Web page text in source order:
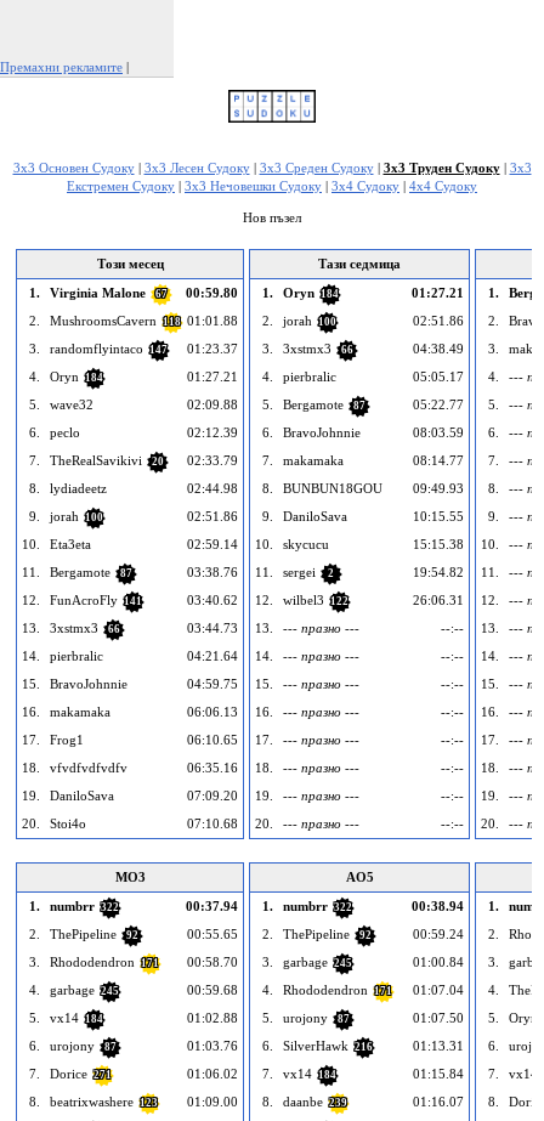
Премахни рекламите |
3x3 Основен Судоку| 3x3 Лесен Судоку| 3x3 Среден Судоку| 3x3 Труден Судоку| 3x3
Екстремен Судоку
3x3 Нечовешки Судоку 3x4 Судоку 4x4 Судоку
Нов пъзел
Този месец
1.
Virginia Malone 67
00:59.80
2.
MushroomsCavern 118 01:01.88
3.
randomflyintaco 147
01:23.37
4.
Oryn 184
01:27.21
5.
wave32
02:09.88
6.
peclo
02:12.39
7.
TheRealSavikivi 20
02:33.79
8.
lydiadeetz
02:44.98
9.
jorah 100
02:51.86
10.
Eta3eta
02:59.14
11.
Bergamote 87
03:38.76
12.
FunAcroFly 141
03:40.62
13.
3xstmx3 66
03:44.73
14.
pierbralic
04:21.64
15.
BravoJohnnie
04:59.75
16.
makamaka
06:06.13
17.
Frog1
06:10.65
18.
vfvdfvdfvdfv
06:35.16
19.
DaniloSava
07:09.20
20.
Stoi4o 07:10.68
Тази седмица
1.
Oryn 184
01:27.21
2.
jorah 100
02:51.86
3.
3xstmx3 66
04:38.49
4.
pierbralic
05:05.17
5.
Bergamote 87
05:22.77
6.
BravoJohnnie
08:03.59
7.
makamaka
08:14.77
8.
BUNBUN18GOU
09:49.93
9.
DaniloSava
10:15.55
10.
skycucu
15:15.38
11.
sergei 2
19:54.82
12.
wilbel3 122
26:06.31
13.
--- празно ---
--:--
14.
--- празно ---
--:--
15.
--- празно ---
--:--
16.
--- празно ---
--:--
17.
--- празно ---
--:--
18.
--- празно ---
--:--
19.
--- празно ---
--:--
20.
--- празно --- --:--
1.
2.
3.
4.
---
5.
---
6.
---
7.
---
8.
---
9.
---
10.
---
11.
---
12.
---
13.
---
14.
---
15.
---
16.
---
17.
---
18.
---
19.
---
20.
---
MO3
1.
numbrr 322
00:37.94
2.
ThePipeline 92
00:55.65
3.
Rhododendron 171
00:58.70
4.
garbage 245
00:59.68
5.
vx14 184
01:02.88
6.
urojony 87
01:03.76
7.
Dorice 271
01:06.02
8.
beatrixwashere 123
01:09.00
AO5
1.
numbrr 322
00:38.94
2.
ThePipeline 92
00:59.24
3.
garbage 245
01:00.84
4.
Rhododendron 171
01:07.04
5.
urojony 87
01:07.50
6.
SilverHawk 216
01:13.31
7.
vx14 184
01:15.84
8.
daanbe 239
01:16.07
1.
2.
3.
4.
5.
Oryn
6.
7.
vx14
8.